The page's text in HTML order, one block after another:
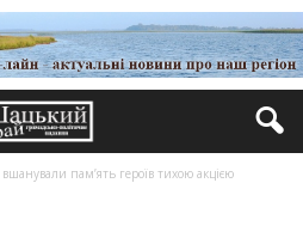
пам’ять героїв тихою акцією